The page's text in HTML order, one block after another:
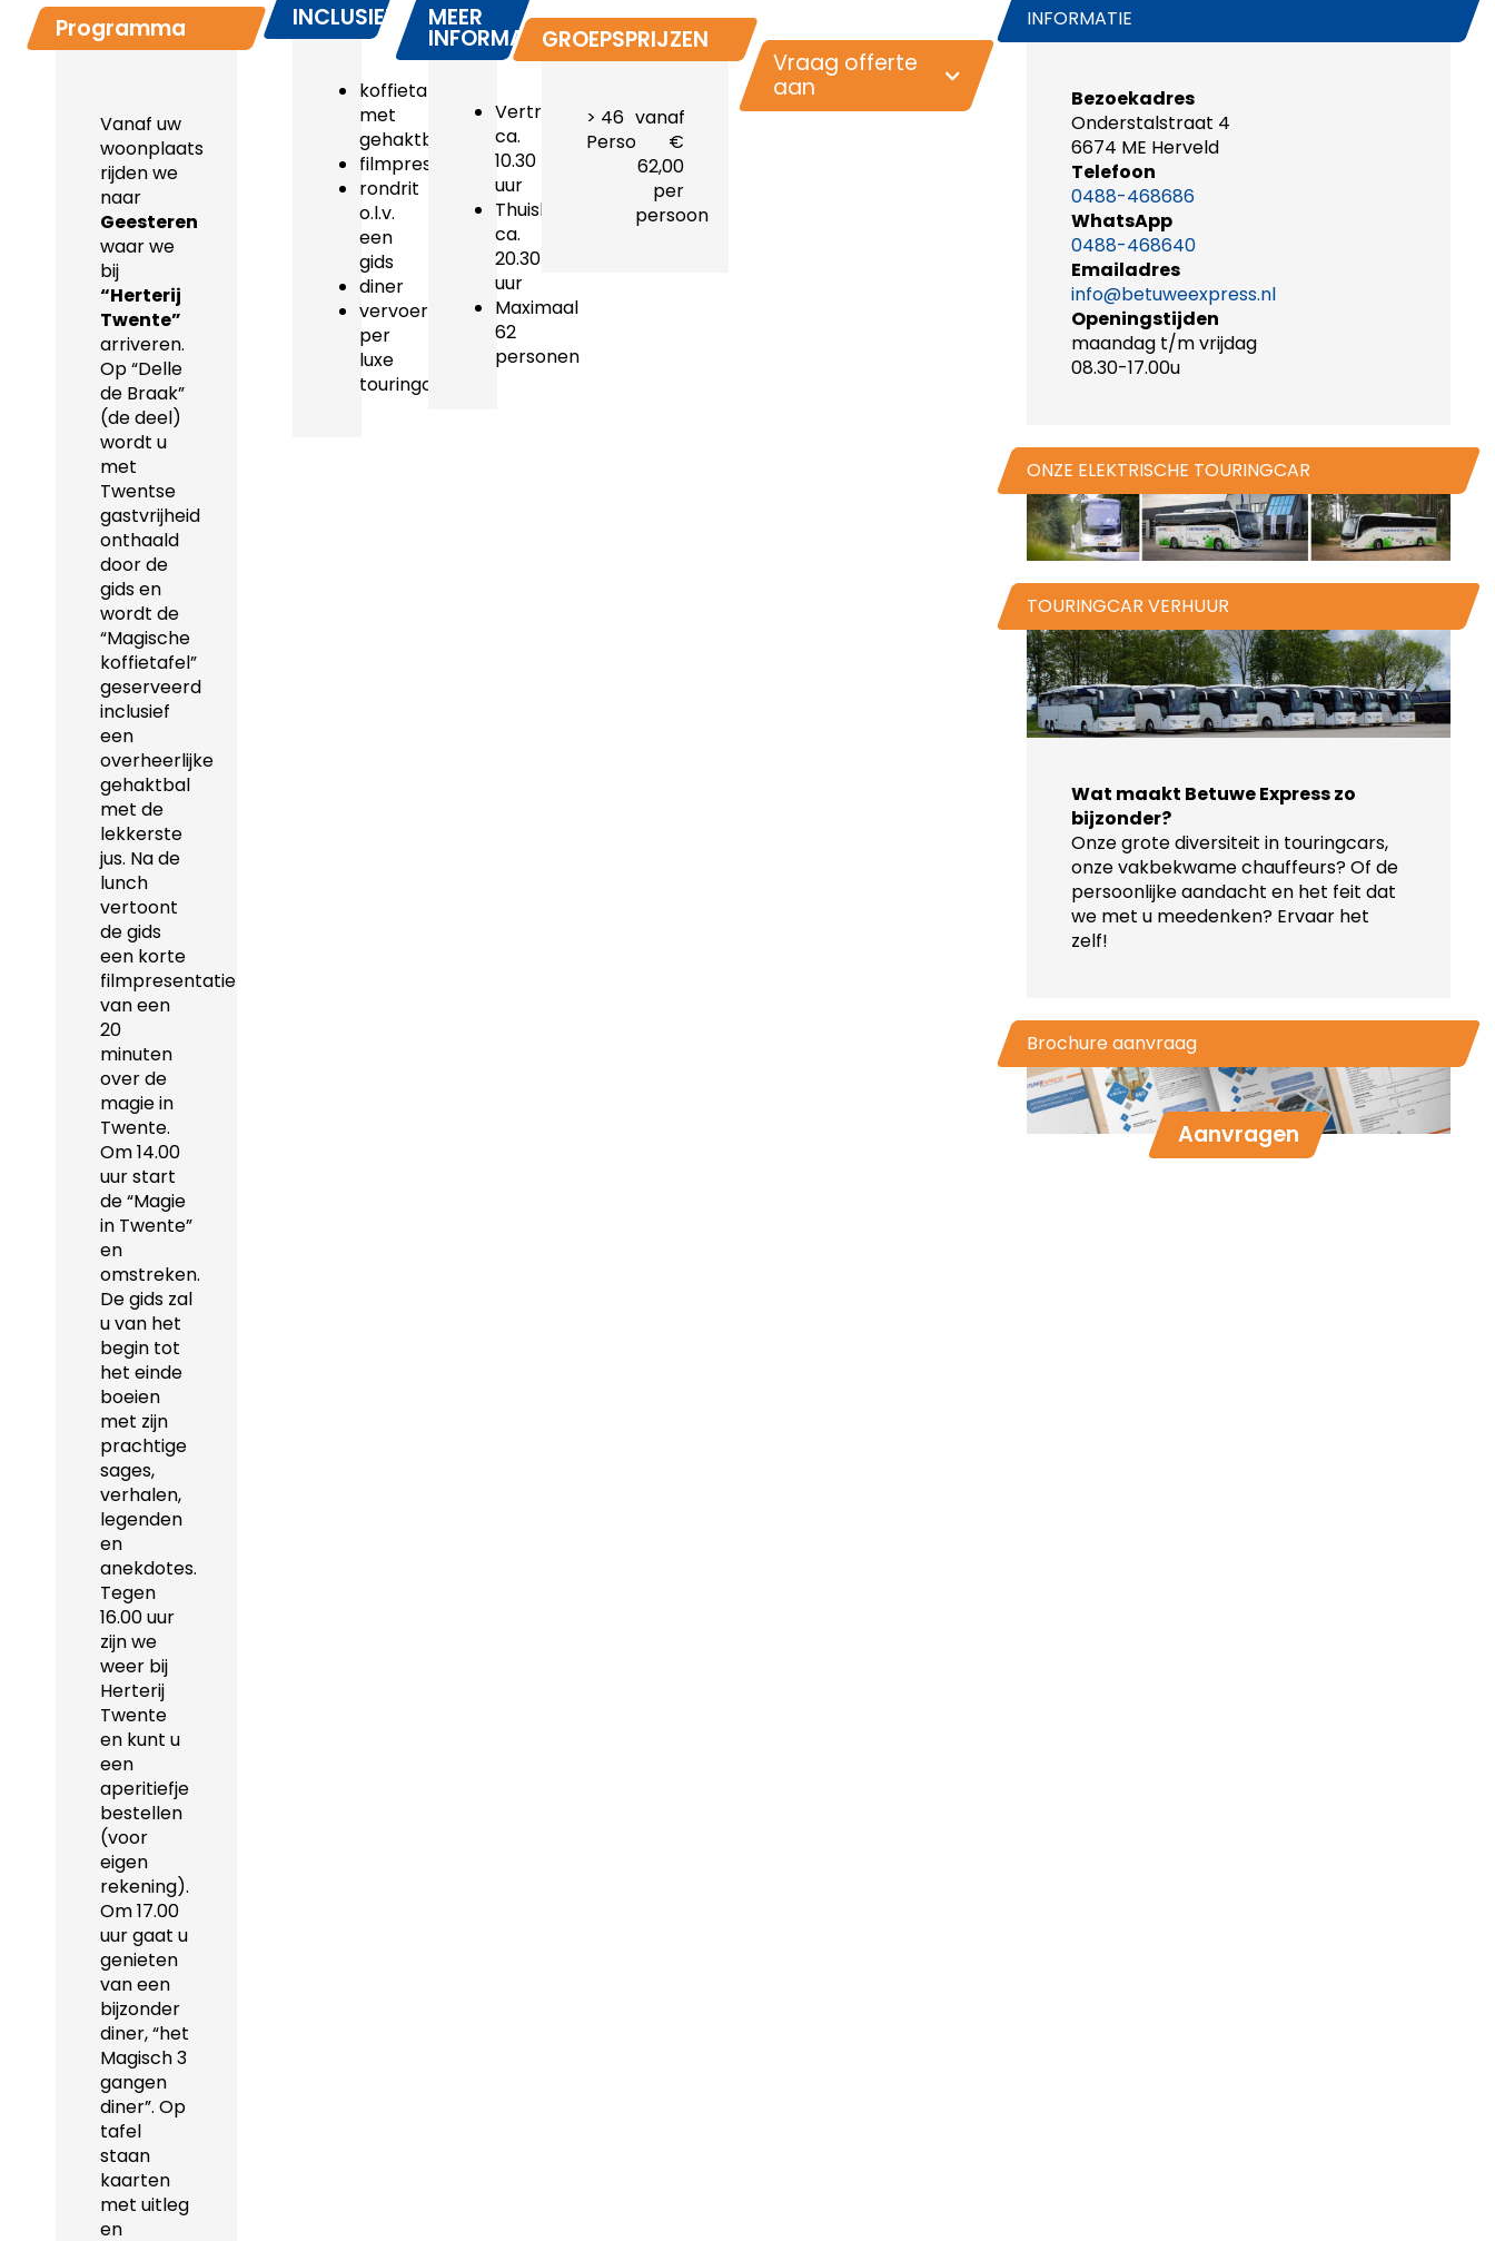
Programma
Vanaf uw
woonplaats
rijden we
naar
Geesteren
waar we
bij
“Herterij
Twente”
arriveren.
Op “Delle
de Braak”
(de deel)
wordt u
met
Twentse
gastvrijheid
onthaald
door de
gids en
wordt de
“Magische
koffietafel”
geserveerd
inclusief
een
overheerlijke
gehaktbal
met de
lekkerste
jus. Na de
lunch
vertoont
de gids
een korte
filmpresentatie
van een
20
minuten
over de
magie in
Twente.
Om 14.00
uur start
de “Magie
in Twente”
en
omstreken.
De gids zal
u van het
begin tot
het einde
boeien
met zijn
prachtige
sages,
verhalen,
legenden
en
anekdotes.
Tegen
16.00 uur
zijn we
weer bij
Herterij
Twente
en kunt u
een
aperitiefje
bestellen
(voor
eigen
rekening).
Om 17.00
uur gaat u
genieten
van een
bijzonder
diner, “het
Magisch 3
gangen
diner”. Op
tafel
staan
kaarten
met uitleg
en
INCLUSIEF
koffietafel
met
gehaktbal
filmpresentatie
rondrit
o.l.v.
een
gids
diner
vervoer
per
luxe
touringcar
MEER
INFORMATIE
Vertrektijd:
ca.
10.30
uur
Thuiskomst:
ca.
20.30
uur
Maximaal
62
personen
GROEPSPRIJZEN
> 46
Personen
vanaf
€
62,00
per
persoon
Vraag offerte
aan
INFORMATIE
Bezoekadres
Onderstalstraat 4
6674 ME Herveld
Telefoon
0488-468686
WhatsApp
0488-468640
Emailadres
info@betuweexpress.nl
Openingstijden
maandag t/m vrijdag
08.30-17.00u
ONZE ELEKTRISCHE TOURINGCAR
TOURINGCAR VERHUUR
Wat maakt Betuwe Express zo
bijzonder?
Onze grote diversiteit in touringcars,
onze vakbekwame chauffeurs? Of de
persoonlijke aandacht en het feit dat
we met u meedenken? Ervaar het
zelf!
Brochure aanvraag
Aanvragen